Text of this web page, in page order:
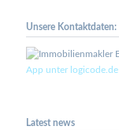
Unsere Kontaktdaten:
App unter logicode.de
Latest news